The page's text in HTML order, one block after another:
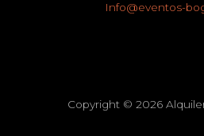
Info@eventos-
Copyright © 2026